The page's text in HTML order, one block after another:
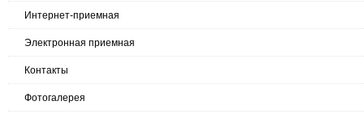
Интернет-приемная
Электронная приемная
Контакты
Фотогалерея